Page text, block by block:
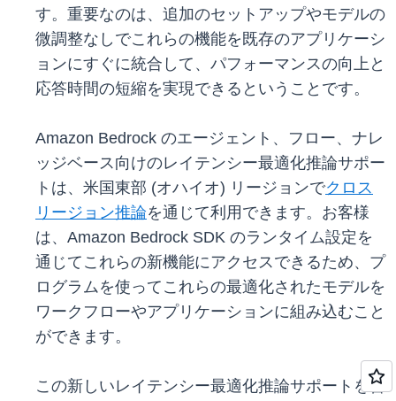
す。重要なのは、追加のセットアップやモデルの
微調整なしでこれらの機能を既存のアプリケーシ
ョンにすぐに統合して、パフォーマンスの向上と
応答時間の短縮を実現できるということです。
Amazon Bedrock のエージェント、フロー、ナレ
ッジベース向けのレイテンシー最適化推論サポー
トは、米国東部 (オハイオ) リージョンでクロス
リージョン推論を通じて利用できます。お客様
は、Amazon Bedrock SDK のランタイム設定を
通じてこれらの新機能にアクセスできるため、プ
ログラムを使ってこれらの最適化されたモデルを
ワークフローやアプリケーションに組み込むこと
ができます。
この新しいレイテンシー最適化推論サポートを含